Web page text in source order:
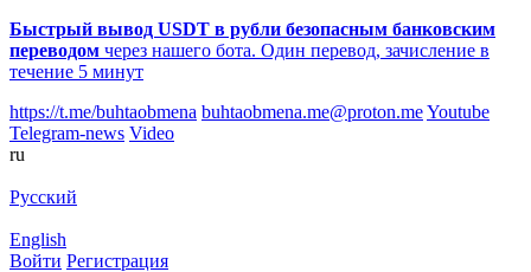
Быстрый вывод USDT в рубли безопасным банковским
переводом через нашего бота. Один перевод, зачисление в
течение 5 минут
https://t.me/buhtaobmena buhtaobmena.me@proton.meYoutube
Telegram-news Video
ru
Русский
English
Войти Регистрация